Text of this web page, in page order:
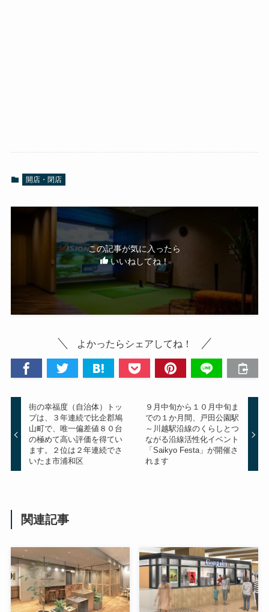
開店・閉店
この記事が気に入ったら
いいねしてね！
よかったらシェアしてね！
街の幸福度（自治体）トッ
プは、３年連続で比企郡鳩
山町で、唯一偏差値８０台
の極めて高い評価を得てい
ます。２位は２年連続でさ
いたま市浦和区
９月中旬から１０月中旬ま
での１か月間、戸田公園駅
～川越駅沿線のくらしとつ
ながる沿線活性化イベント
「Saikyo Festa」が開催さ
れます
関連記事